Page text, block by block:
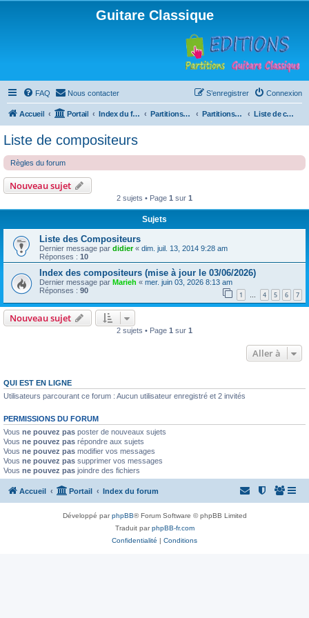
Guitare Classique
FAQ Nous contacter Connexion
S’enregistrer
Accueil Portail Index du forum Partitions pour guitare en libre téléchargement Partitions classées par compositeur Liste de compositeurs
Liste de compositeurs
Règles du forum
Nouveau sujet
2 sujets • Page 1 sur 1
Sujets
Liste des Compositeurs
Dernier message par didier« dim. juil. 13, 2014 9:28 am
Réponses : 10
Index des compositeurs (mise à jour le 03/06/2026)
Dernier message par Marieh « mer. juin 03, 2026 8:13 am
Réponses : 90 1 … 4 5 6 7
Nouveau sujet
2 sujets • Page 1 sur 1
Aller à
QUI EST EN LIGNE
Utilisateurs parcourant ce forum : Aucun utilisateur enregistré et 2 invités
PERMISSIONS DU FORUM
Vous ne pouvez pas poster de nouveaux sujets
Vous ne pouvez pas répondre aux sujets
Vous ne pouvez pas modifier vos messages
Vous ne pouvez pas supprimer vos messages
Vous ne pouvez pas joindre des fichiers
Accueil Portail Index du forum
Développé parphpBB® Forum Software © phpBB Limited
Traduit parphpBB-fr.com
Confidentialité | Conditions